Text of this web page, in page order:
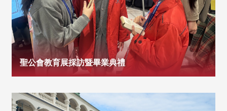
聖公會教育展採訪暨畢業典禮